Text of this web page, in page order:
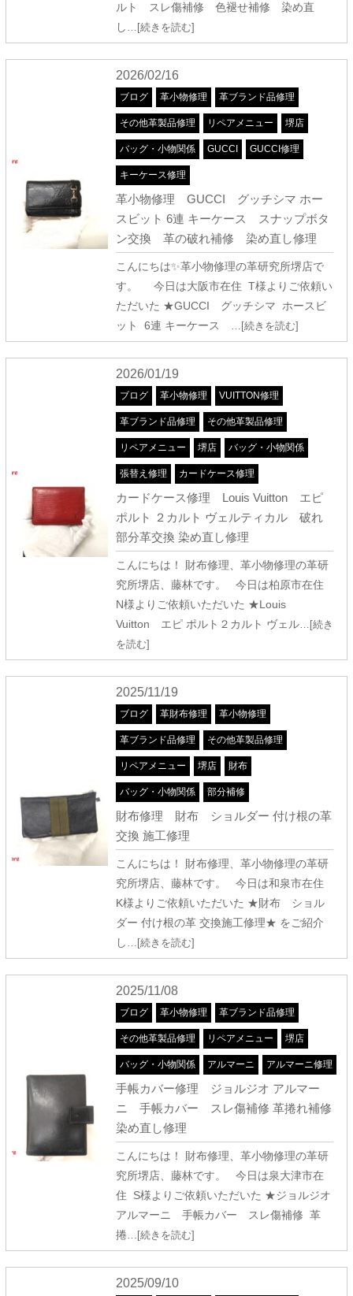
ルト スレ傷補修 色褪せ補修 染め直
し …[続きを読む]
2026/02/16
ブログ 革小物修理 革ブランド品修理
その他革製品修理 リペアメニュー 堺店
バッグ・小物関係 GUCCI GUCCI修理
キーケース修理
革小物修理 GUCCI グッチシマ ホー
スビット 6連 キーケース スナップボタ
ン交換 革の破れ補修 染め直し修理
こんにちは✨革小物修理の革研究所堺店で
す。 今日は大阪市在住 T様よりご依頼い
ただいた ★GUCCI グッチシマ ホースビ
ット 6連 キーケース …[続きを読む]
2026/01/19
ブログ 革小物修理 VUITTON修理
革ブランド品修理 その他革製品修理
リペアメニュー 堺店 バッグ・小物関係
張替え修理 カードケース修理
カードケース修理 Louis Vuitton エピ
ポルト ２カルト ヴェルティカル 破れ
部分革交換 染め直し修理
こんにちは！ 財布修理、革小物修理の革研
究所堺店、藤林です。 今日は柏原市在住
N様よりご依頼いただいた ★Louis
Vuitton エピ ポルト２カルト ヴェル…[続き
を読む]
2025/11/19
ブログ 革財布修理 革小物修理
革ブランド品修理 その他革製品修理
リペアメニュー 堺店 財布
バッグ・小物関係 部分補修
財布修理 財布 ショルダー 付け根の革
交換 施工修理
こんにちは！ 財布修理、革小物修理の革研
究所堺店、藤林です。 今日は和泉市在住
K様よりご依頼いただいた ★財布 ショル
ダー 付け根の革 交換施工修理★ をご紹介
し …[続きを読む]
2025/11/08
ブログ 革小物修理 革ブランド品修理
その他革製品修理 リペアメニュー 堺店
バッグ・小物関係 アルマーニ アルマーニ修理
手帳カバー修理 ジョルジオ アルマー
ニ 手帳カバー スレ傷補修 革捲れ補修
染め直し修理
こんにちは！ 財布修理、革小物修理の革研
究所堺店、藤林です。 今日は泉大津市在
住 S様よりご依頼いただいた ★ジョルジオ
アルマーニ 手帳カバー スレ傷補修 革
捲…[続きを読む]
2025/09/10